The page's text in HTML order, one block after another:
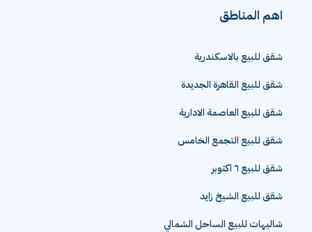
اهم المناطق
شقق للبيع بالاسكندرية
شقق للبيع القاهرة الجديدة
شقق للبيع العاصمة الادارية
شقق للبيع التجمع الخامس
شقق للبيع ٦ اكتوبر
شقق للبيع الشيخ زايد
شاليهات للبيع الساحل الشمالي